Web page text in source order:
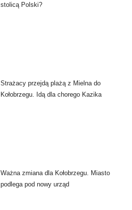
stolicą Polski?
Strażacy przejdą plażą z Mielna do
Kołobrzegu. Idą dla chorego Kazika
Ważna zmiana dla Kołobrzegu. Miasto
podlega pod nowy urząd